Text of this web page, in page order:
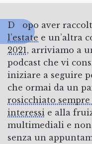
Dopo aver
l’estate e un’altra
2021 , arriviamo a
podcast che vi
iniziare a seguire
che ormai da un
rosicchiato
interessi e alla
multimediali e
senza un